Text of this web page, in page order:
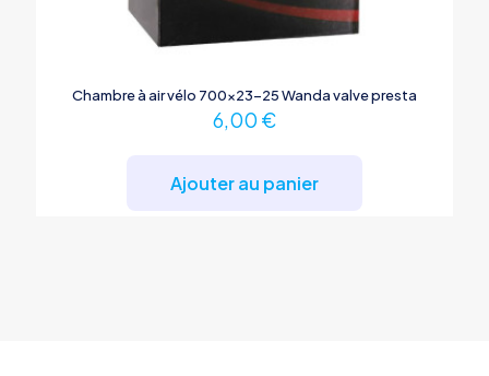
Chambre à air vélo 700×23-25 Wanda valve presta
6,00 €
Ajouter au panier